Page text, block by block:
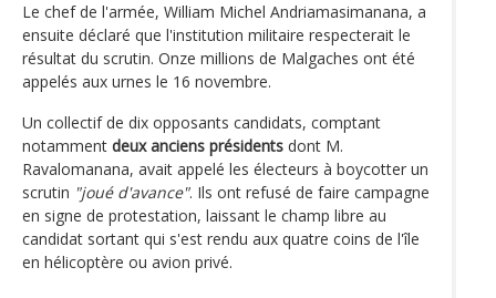
Le chef de l'armée, William Michel Andriamasimanana, a
ensuite déclaré que l'institution militaire respecterait le
résultat du scrutin. Onze millions de Malgaches ont été
appelés aux urnes le 16 novembre.
Un collectif de dix opposants candidats, comptant
notamment deux anciens présidents dont M.
Ravalomanana, avait appelé les électeurs à boycotter un
scrutin "joué d'avance". Ils ont refusé de faire campagne
en signe de protestation, laissant le champ libre au
candidat sortant qui s'est rendu aux quatre coins de l'île
en hélicoptère ou avion privé.